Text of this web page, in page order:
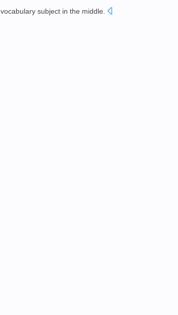
vocabulary subject in the middle.